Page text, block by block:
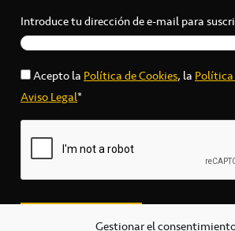
Gestionar el
Introduce tu dirección de e-mail para
Acepto laPolítica de Cookies, la
Aviso Legal*